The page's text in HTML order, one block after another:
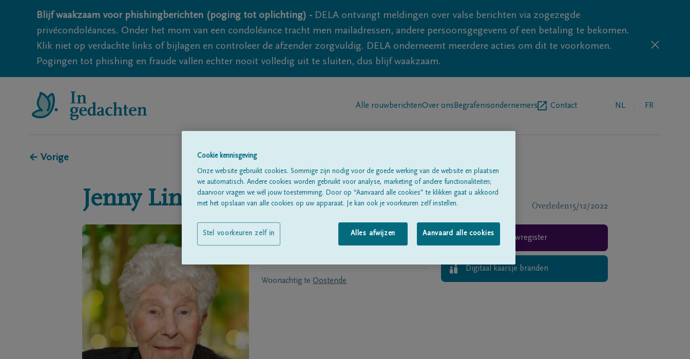
Blijf waakzaam voor phishingberichten (poging tot oplichting) - DELA ontvangt meldingen over valse berichten via zogezegde
privécondoléances. Onder het mom van een condoléance tracht men mailadressen, andere persoonsgegevens of een betaling te bekomen.
Klik niet op verdachte links of bijlagen en controleer de afzender zorgvuldig. DELA onderneemt meerdere acties om dit te voorkomen.
Pogingen tot phishing en fraude vallen echter nooit volledig uit te sluiten, dus blijf waakzaam.
Alle rouwberichtenOver ons Begrafenisondernemers Contact NL FR
← Vorige
Jenny Lingier Overleden15/12/2022
Geboren te 10/05/1930
Woonachtig te Oostende
Rouwregister
Digitaal kaarsje branden
Cookie kennisgeving
Onze website gebruikt cookies. Sommige zijn nodig voor de goede werking van de website en plaatsen
we automatisch. Andere cookies worden gebruikt voor analyse, marketing of andere functionaliteiten;
daarvoor vragen we wél jouw toestemming. Door op “Aanvaard alle cookies” te klikken gaat u akkoord
met het opslaan van alle cookies op uw apparaat. Je kan ook je voorkeuren zelf instellen.
Alles afwijzen Aanvaard alle cookies
Stel voorkeuren zelf in